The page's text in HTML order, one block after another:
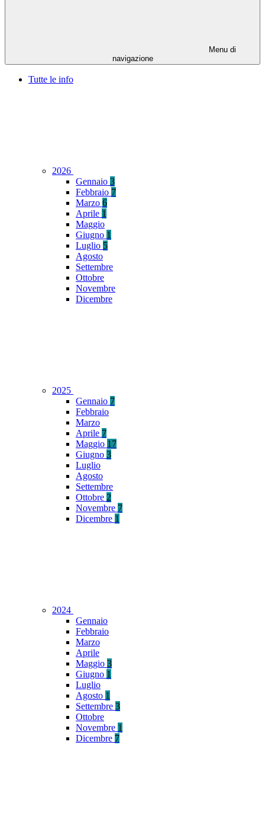
Menu di
navigazione
Tutte le info
2026
Gennaio 3
Febbraio 7
Marzo 6
Aprile 1
Maggio
Giugno 1
Luglio 5
Agosto
Settembre
Ottobre
Novembre
Dicembre
2025
Gennaio 7
Febbraio
Marzo
Aprile 7
Maggio 17
Giugno 3
Luglio
Agosto
Settembre
Ottobre 2
Novembre 7
Dicembre 1
2024
Gennaio
Febbraio
Marzo
Aprile
Maggio 3
Giugno 1
Luglio
Agosto 1
Settembre 3
Ottobre
Novembre 1
Dicembre 7